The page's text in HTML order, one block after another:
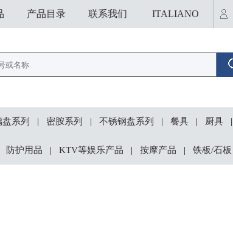
产品目录 联系我们 ITALIANO
系列 密胺系列 不锈钢盘系列 餐具 厨具
防护用品 KTV等娱乐产品 按摩产品 铁板/石板